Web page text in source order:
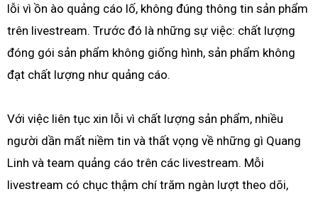
lỗi vì ồn ào quảng cáo lố, không đúng thông tin sản phẩm
trên livestream. Trước đó là những sự việc: chất lượng
đóng gói sản phẩm không giống hình, sản phẩm không
đạt chất lượng như quảng cáo.
Với việc liên tục xin lỗi vì chất lượng sản phẩm, nhiều
người dần mất niềm tin và thất vọng về những gì Quang
Linh và team quảng cáo trên các livestream. Mỗi
livestream có chục thậm chí trăm ngàn lượt theo dõi,